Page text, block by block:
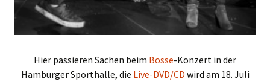
Hier passieren Sachen beim Bosse-Konzert in der
Hamburger Sporthalle, die Live-DVD/CD wird am 18. Juli